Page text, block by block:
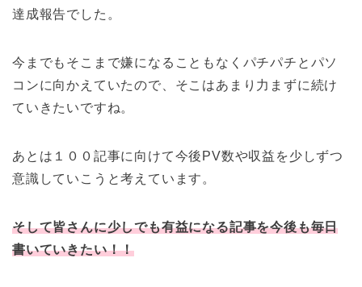
達成報告でした。
今までもそこまで嫌になることもなくパチパチとパソ
コンに向かえていたので、そこはあまり力まずに続け
ていきたいですね。
あとは１００記事に向けて今後PV数や収益を少しずつ
意識していこうと考えています。
そして皆さんに少しでも有益になる記事を今後も毎日
書いていきたい！！